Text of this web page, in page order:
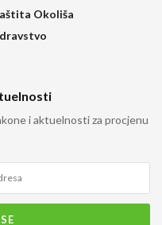
Okoliša
i aktuelnosti za procjenu